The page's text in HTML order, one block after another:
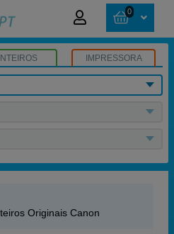
0
IMPRESSORA
Originais Canon